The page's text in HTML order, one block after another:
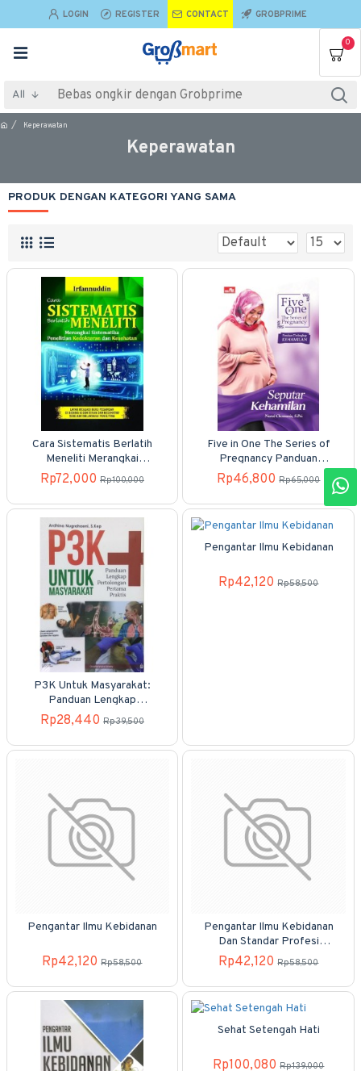
LOGIN REGISTER CONTACT GROBPRIME
0
All
Keperawatan
Keperawatan
PRODUK DENGAN KATEGORI YANG SAMA
Cara Sistematis Berlatih
Meneliti Merangkai
Sistematika Penelitian
Kedokteran dan Kesehatan
Rp72,000 Rp100,000
Five in One The Series of
Pregnancy Panduan
Terlengakp Kehamilan
Seputar Kehamilan (2019)
Rp46,800 Rp65,000
P3K Untuk Masyarakat:
Panduan Lengkap
Pertolongan Pertama
Rp28,440 Rp39,500
Pengantar Ilmu Kebidanan
Rp42,120 Rp58,500
Pengantar Ilmu Kebidanan
Rp42,120 Rp58,500
Pengantar Ilmu Kebidanan
Dan Standar Profesi
Kebidanan
Rp42,120 Rp58,500
Sehat Setengah Hati
Rp100,080 Rp139,000